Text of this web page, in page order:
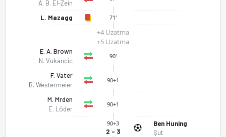
SSV Ulm 1846 - Rot Weiss Essen 2-3 bitti. Gol anları,
A. B. El-Zein
L. Mazagg 71'
+4 Uzatma
+5 Uzatma
E. A. Brown
N. Vukancic
90'
F. Vater
B. Westermeier
90+1
M. Mrden
E. Löder
90+1
90+3
2 - 3
Ben Huning
Şut